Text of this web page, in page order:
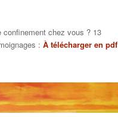
chez vous ? 13
: À télécharger en pdf